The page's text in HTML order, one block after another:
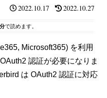
2022.10.17 2022.10.27
で読めます。
Microsoft365) を利用
認証が必要になりま
は OAuth2 認証に対応